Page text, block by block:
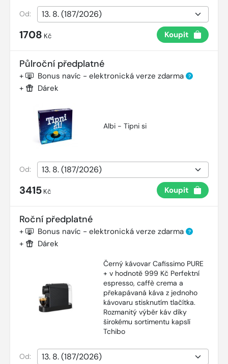
Od:
1708 Kč Koupit
Půlroční předplatné
+ Bonus navíc - elektronická verze zdarma ?
+ Dárek
Albi - Tipni si
Od:
3415 Kč Koupit
Roční předplatné
+ Bonus navíc - elektronická verze zdarma ?
+ Dárek
Černý kávovar Cafissimo PURE
+ v hodnotě 999 Kč Perfektní
espresso, caffè crema a
překapávaná káva z jednoho
kávovaru stisknutím tlačítka.
Rozmanitý výběr káv díky
širokému sortimentu kapslí
Tchibo
Od: